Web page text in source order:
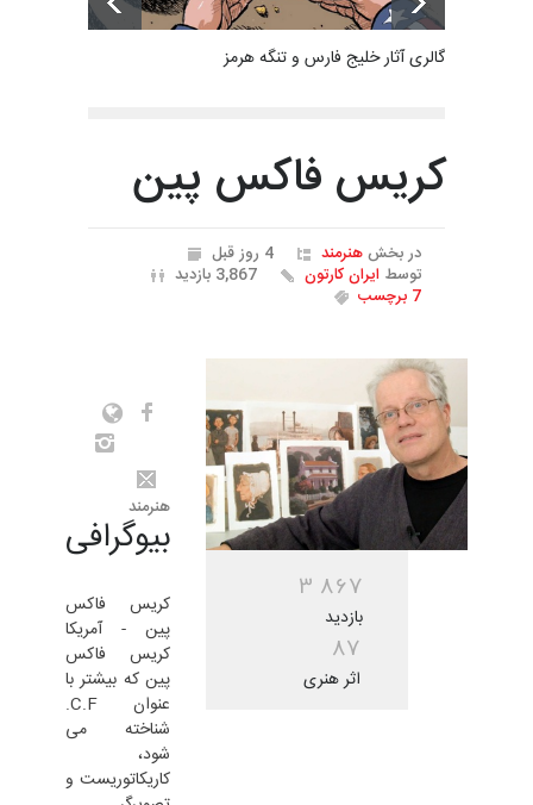
گالری آثار خلیج فارس و تنگه هرمز
کریس فاکس پین
در بخشهنرمند
4 روز قبل
توسط ایران کارتون
3,867 بازدید
7 برچسب
3 867
بازدید
87
اثر هنری
هنرمند
بیوگرافی
کریس فاکس
پین - آمریکا
کریس فاکس
پین که بیشتر با
عنوان C.F.
شناخته می
شود،
کاریکاتوریست و